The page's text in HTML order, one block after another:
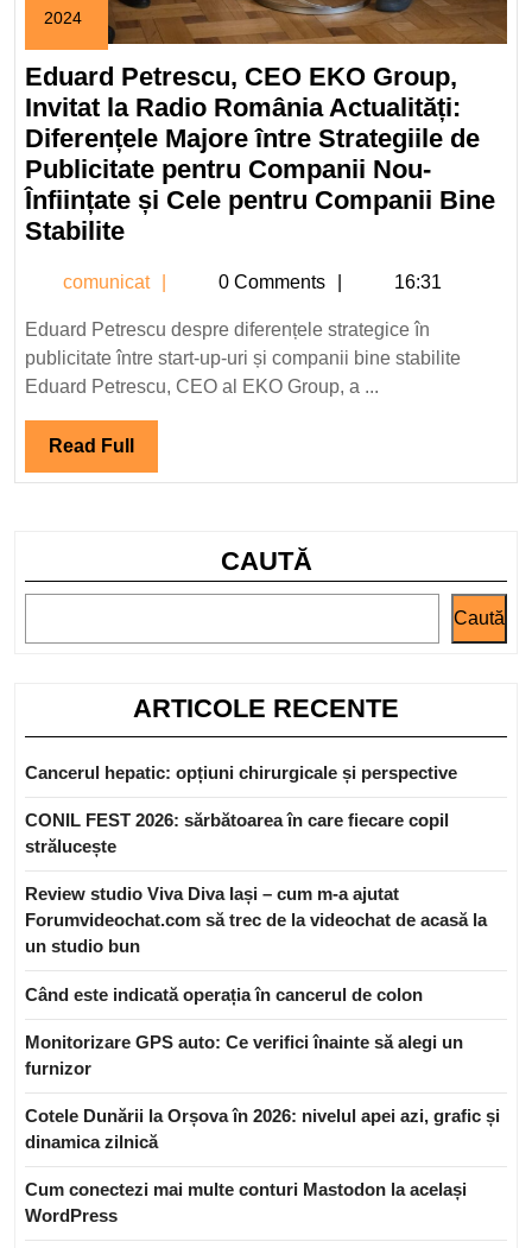
2024
mai
2024
Eduard Petrescu, CEO EKO Group,
Invitat la Radio România Actualități:
Diferențele Majore între Strategiile de
Publicitate pentru Companii Nou-
Înființate și Cele pentru Companii Bine
StabiliteEduard
CEO
EKO
Group,
Invitat
la
Radio
România
între
Publicitate
pentru
Nou-
Înființate
Cele
pentru
Companii
Bine
Stabilite
comunicat comunicat
0 Comments 16:31
Eduard Petrescu despre diferențele strategice în
publicitate între start-up-uri și companii bine stabilite
Eduard Petrescu, CEO al EKO Group, a ...
Read Full Read
Full
CAUTĂ
Caută
ARTICOLE RECENTE
Cancerul hepatic: opțiuni chirurgicale și perspective
CONIL FEST 2026: sărbătoarea în care fiecare copil
strălucește
Review studio Viva Diva Iași – cum m-a ajutat
Forumvideochat.com să trec de la videochat de acasă la
un studio bun
Când este indicată operația în cancerul de colon
Monitorizare GPS auto: Ce verifici înainte să alegi un
furnizor
Cotele Dunării la Orșova în 2026: nivelul apei azi, grafic și
dinamica zilnică
Cum conectezi mai multe conturi Mastodon la același
WordPress